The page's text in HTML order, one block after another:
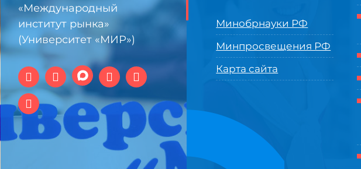
«Международный
институт рынка»
(Университет «МИР»)
Минобрнауки РФ
Минпросвещения РФ
Карта сайта